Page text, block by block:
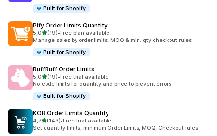
Built for Shopify
Pify Order Limits Quantity
5,05 yıldız üzerinden
(19)
toplam 19 değerlendirme
•Free plan available
Manage sales by order limits, MOQ & min. qty checkout rules
Built for Shopify
RuffRuff Order Limits
5,05 yıldız üzerinden
(19)
toplam 19 değerlendirme
•Free trial available
No‑code limits for quantity and price to prevent errors
Built for Shopify
KOR Order Limits Quantity
4,75 yıldız üzerinden
(143)
toplam 143 değerlendirme
•Free trial available
Set quantity limits, minimum Order Limits, MOQ, Checkout rules